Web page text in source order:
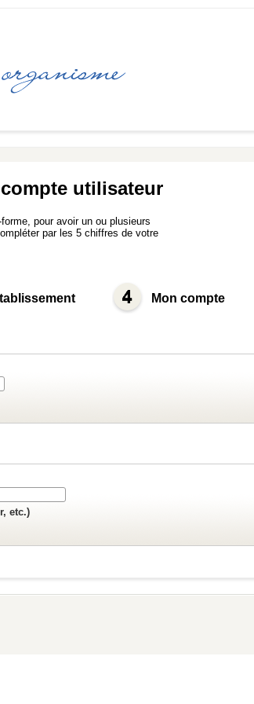
utilisateur
pour avoir un ou plusieurs
par les 5 chiffres de votre
Mon compte
etc.)